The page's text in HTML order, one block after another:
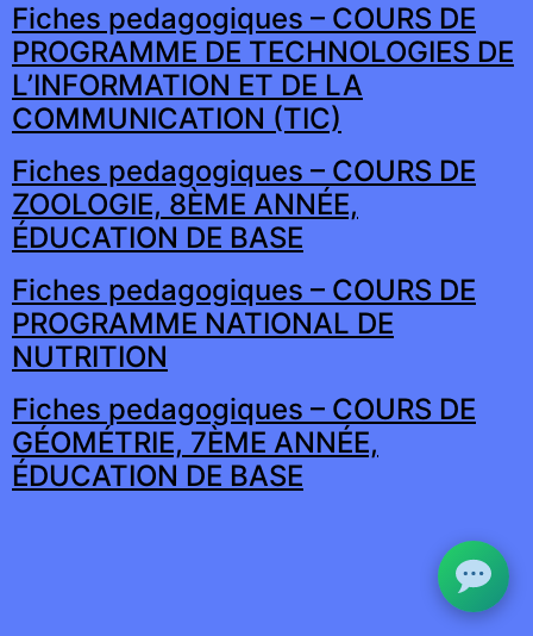
Fiches pedagogiques – COURS DE
PROGRAMME DE TECHNOLOGIES DE
L’INFORMATION ET DE LA
COMMUNICATION (TIC)
Fiches pedagogiques – COURS DE
ZOOLOGIE, 8ÈME ANNÉE,
ÉDUCATION DE BASE
Fiches pedagogiques – COURS DE
PROGRAMME NATIONAL DE
NUTRITION
Fiches pedagogiques – COURS DE
GÉOMÉTRIE, 7ÈME ANNÉE,
ÉDUCATION DE BASE